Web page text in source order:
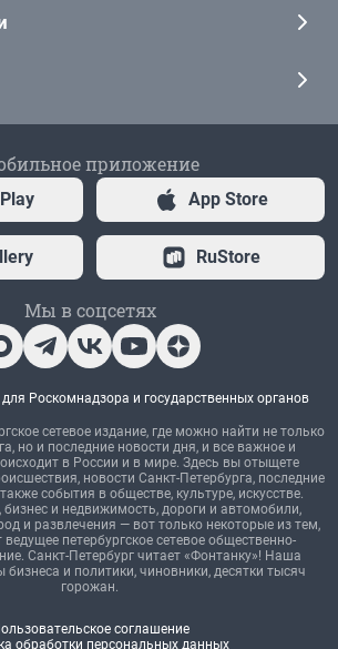
приложение
App Store
RuStore
Мы в соцсетях
Роскомнадзора и государственных органов
сетевое издание, где можно найти не только
но и последние новости дня, и все важное и
в России и в мире. Здесь вы отыщете
новости Санкт-Петербурга, последние
события в обществе, культуре, искусстве.
бизнес и недвижимость, дороги и автомобили,
и развлечения — вот только некоторые из тем,
петербургское сетевое общественно-
Санкт-Петербург читает «Фонтанку»! Наша
и политики, чиновники, десятки тысяч
горожан.
соглашение
обработки персональных данных